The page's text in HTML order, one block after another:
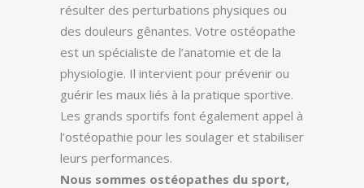
résulter des perturbations physiques ou
des douleurs gênantes. Votre ostéopathe
est un spécialiste de l’anatomie et de la
physiologie. Il intervient pour prévenir ou
guérir les maux liés à la pratique sportive.
Les grands sportifs font également appel à
l’ostéopathie pour les soulager et stabiliser
leurs performances.
Nous sommes ostéopathes du sport,